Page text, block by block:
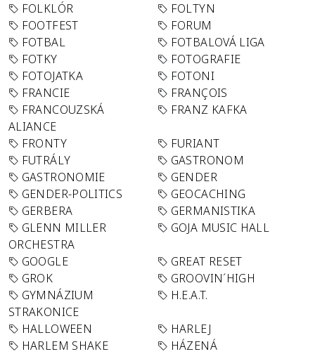
FOLKLÓR
FOLTYN
FOOTFEST
FORUM
FOTBAL
FOTBALOVÁ LIGA
FOTKY
FOTOGRAFIE
FOTOJATKA
FOTONI
FRANCIE
FRANÇOIS
FRANCOUZSKÁ
ALIANCE
FRANZ KAFKA
FRONTY
FURIANT
FUTRÁLY
GASTRONOM
GASTRONOMIE
GENDER
GENDER-POLITICS
GEOCACHING
GERBERA
GERMANISTIKA
GLENN MILLER
ORCHESTRA
GOJA MUSIC HALL
GOOGLE
GREAT RESET
GROK
GROOVIN´HIGH
GYMNÁZIUM
STRAKONICE
H.E.A.T.
HALLOWEEN
HARLEJ
HARLEM SHAKE
HÁZENÁ